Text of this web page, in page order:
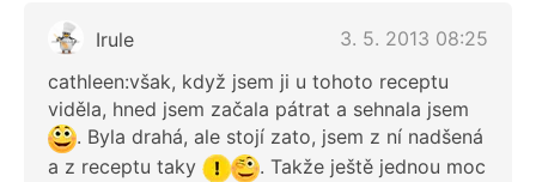
Irule
3. 5. 2013 08:25
cathleen:však, když jsem ji u tohoto receptu
viděla, hned jsem začala pátrat a sehnala jsem
. Byla drahá, ale stojí zato, jsem z ní nadšená
a z receptu taky
. Takže ještě jednou moc